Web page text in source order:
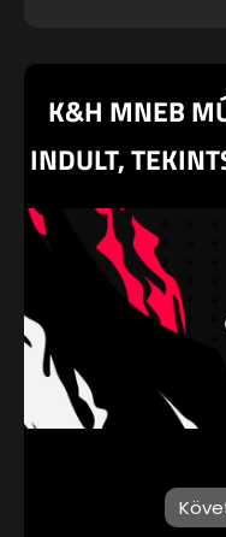
K&H MNEB
INDULT,